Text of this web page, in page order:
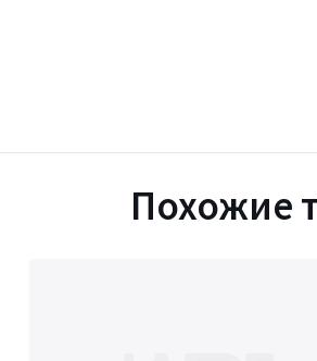
Похожие